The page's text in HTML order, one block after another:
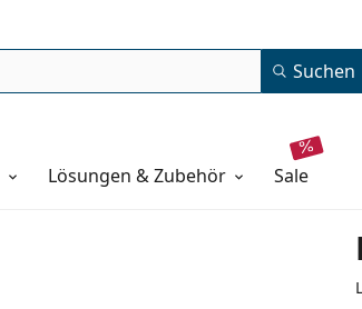
Suchen
Lösungen & Zubehör sale